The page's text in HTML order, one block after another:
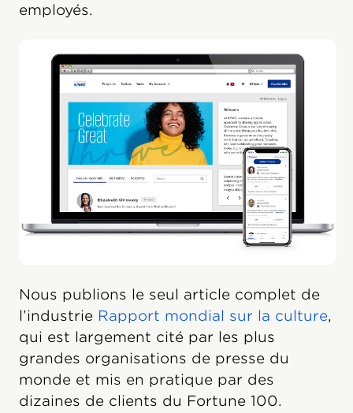
employés.
Nous publions le seul article complet de
l’industrie Rapport mondial sur la culture,
qui est largement cité par les plus
grandes organisations de presse du
monde et mis en pratique par des
dizaines de clients du Fortune 100.